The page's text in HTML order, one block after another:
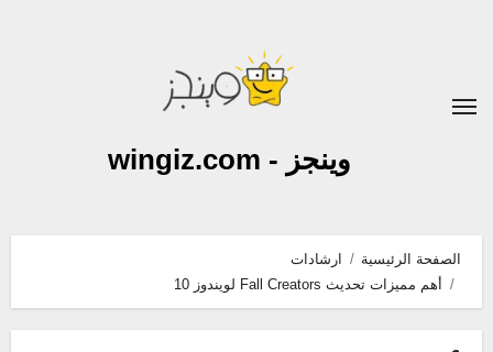
وينجز - wingiz.com
الصفحة الرئيسية
ارشادات
أهم مميزات تحديث Fall Creators لويندوز 10